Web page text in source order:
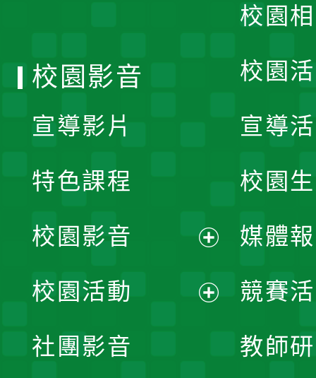
校園
校園
宣導
校園
媒體
競賽
教師
校園影音
宣導影片
特色課程
校園影音
開
校園活動
社團影音